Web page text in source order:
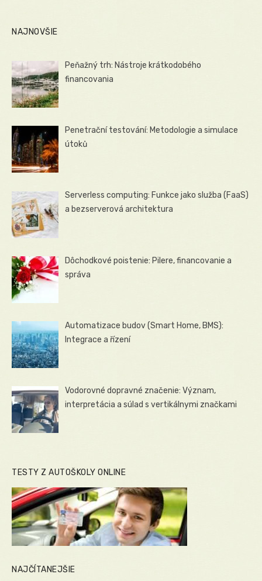
NAJNOVŠIE
Peňažný trh: Nástroje krátkodobého
financovania
Penetrační testování: Metodologie a simulace
útoků
Serverless computing: Funkce jako služba (FaaS)
a bezserverová architektura
Dôchodkové poistenie: Pilere, financovanie a
správa
Automatizace budov (Smart Home, BMS):
Integrace a řízení
Vodorovné dopravné značenie: Význam,
interpretácia a súlad s vertikálnymi značkami
TESTY Z AUTOŠKOLY ONLINE
NAJČÍTANEJŠIE